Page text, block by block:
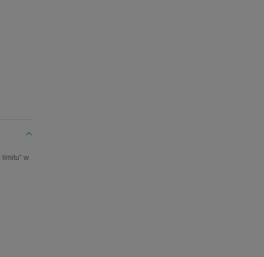
w